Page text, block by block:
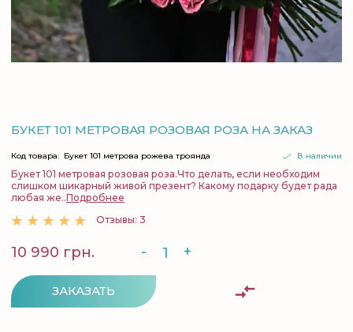
БУКЕТ 101 МЕТРОВАЯ РОЗОВАЯ РОЗА НА ЗАКАЗ
В наличии
Код товара: Букет 101 метрова рожева троянда
Букет 101 метровая розовая роза.Что делать, если необходим
слишком шикарный живой презент? Какому подарку будет рада
любая же..Подробнее
Отзывы: 3
10 990 грн. - +
ЗАКАЗАТЬ